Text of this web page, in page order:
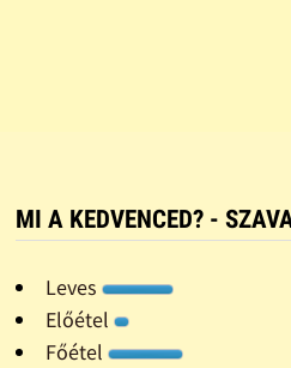
MI A KEDVENCED? -
Leves
Előétel
Főétel